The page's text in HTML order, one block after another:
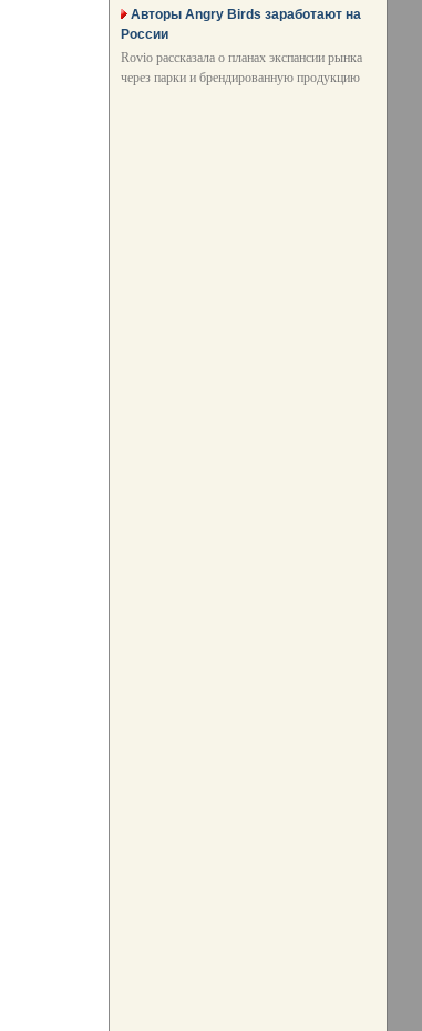
Авторы Angry Birds заработают на
России
Rovio рассказала о планах экспансии рынка
через парки и брендированную продукцию